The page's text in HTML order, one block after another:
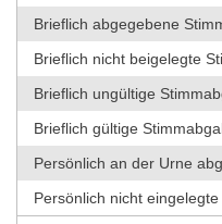
Brieflich abgegebene
Brieflich nicht beigelegte
Brieflich ungültige
Brieflich gültige
Persönlich an der Urne
Persönlich nicht